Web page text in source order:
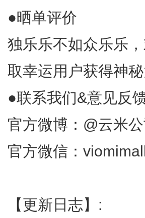
●晒单评价
独乐乐不如众乐乐
取幸运用户获得神
●联系我们&意见反馈
官方微博：@云米公
官方微信：viomimall
【更新日志】: